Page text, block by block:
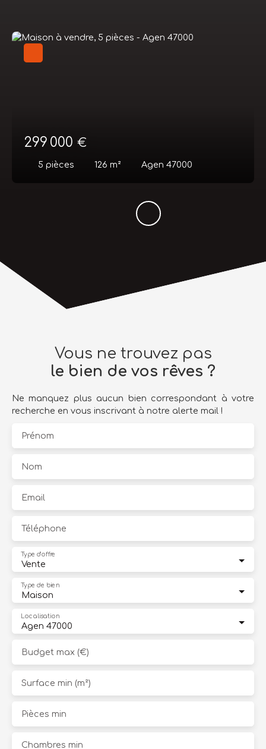
299 000 €
5 pièces 126 m² Agen 47000
Vous ne trouvez pas
le bien de vos rêves ?
Ne manquez plus aucun bien correspondant à votre
recherche en vous inscrivant à notre alerte mail !
Prénom
Nom
Email
Téléphone
Vente
Type d'offre
Maison
Type de bien
Agen 47000
Localisation
Budget max (€)
Surface min (m²)
Pièces min
Chambres min